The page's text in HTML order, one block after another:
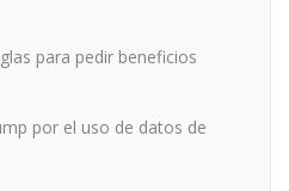
para pedir beneficios
por el uso de datos de